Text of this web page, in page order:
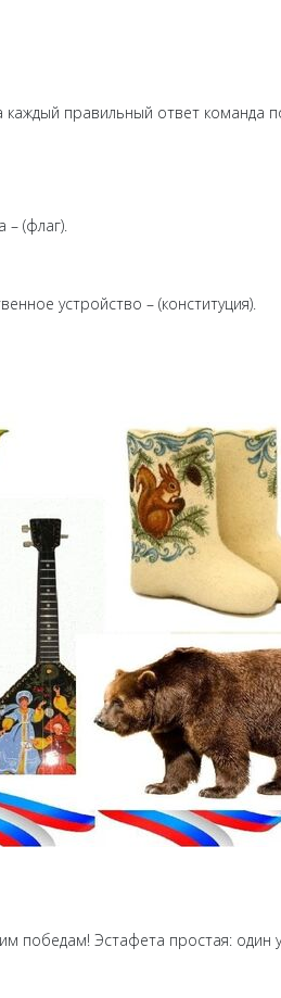
правильный ответ команда
– (флаг).
устройство – (конституция).
победам! Эстафета простая: один